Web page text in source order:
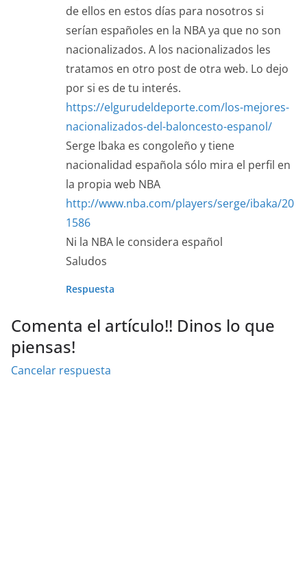
de ellos en estos días para nosotros si
serían españoles en la NBA ya que no son
nacionalizados. A los nacionalizados les
tratamos en otro post de otra web. Lo dejo
por si es de tu interés.
https://elgurudeldeporte.com/los-mejores-
nacionalizados-del-baloncesto-espanol/
Serge Ibaka es congoleño y tiene
nacionalidad española sólo mira el perfil en
la propia web NBA
http://www.nba.com/players/serge/ibaka/20
1586
Ni la NBA le considera español
Saludos
Respuesta
Comenta el artículo!! Dinos lo que
piensas!
Cancelar respuesta